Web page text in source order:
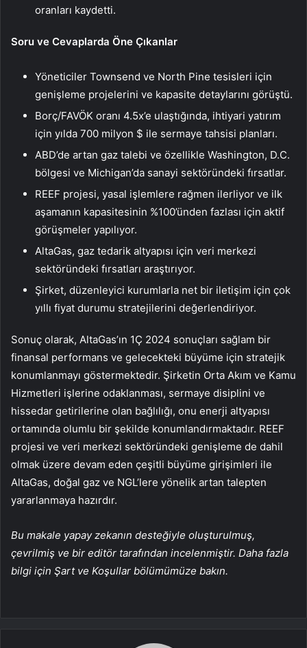
oranları kaydetti.
Soru ve Cevaplarda Öne Çıkanlar
Yöneticiler Townsend ve North Pine tesisleri için
genişleme projelerini ve kapasite detaylarını görüştü.
Borç/FAVÖK oranı 4.5x’e ulaştığında, ihtiyari yatırım
için yılda 700 milyon $ ile sermaye tahsisi planları.
ABD’de artan gaz talebi ve özellikle Washington, D.C.
bölgesi ve Michigan’da sanayi sektöründeki fırsatlar.
REEF projesi, yasal işlemlere rağmen ilerliyor ve ilk
aşamanın kapasitesinin %100’ünden fazlası için aktif
görüşmeler yapılıyor.
AltaGas, gaz tedarik altyapısı için veri merkezi
sektöründeki fırsatları araştırıyor.
Şirket, düzenleyici kurumlarla net bir iletişim için çok
yıllı fiyat durumu stratejilerini değerlendiriyor.
Sonuç olarak, AltaGas’ın 1Ç 2024 sonuçları sağlam bir
finansal performans ve gelecekteki büyüme için stratejik
konumlanmayı göstermektedir. Şirketin Orta Akım ve Kamu
Hizmetleri işlerine odaklanması, sermaye disiplini ve
hissedar getirilerine olan bağlılığı, onu enerji altyapısı
ortamında olumlu bir şekilde konumlandırmaktadır. REEF
projesi ve veri merkezi sektöründeki genişleme de dahil
olmak üzere devam eden çeşitli büyüme girişimleri ile
AltaGas, doğal gaz ve NGL’lere yönelik artan talepten
yararlanmaya hazırdır.
Bu makale yapay zekanın desteğiyle oluşturulmuş,
çevrilmiş ve bir editör tarafından incelenmiştir. Daha fazla
bilgi için Şart ve Koşullar bölümümüze bakın.